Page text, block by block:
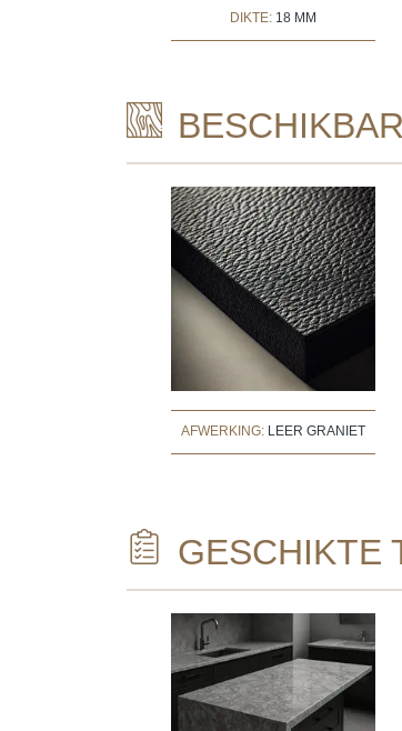
DIKTE: 18 MM
AFWERKING: LEER GRANIET
GESCHIKTE